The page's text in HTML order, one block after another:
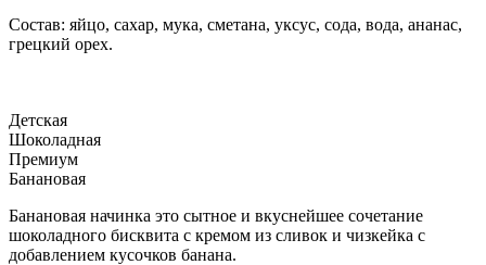
Состав: яйцо, сахар, мука, сметана, уксус, сода, вода, ананас,
грецкий орех.
Детская
Шоколадная
Премиум
Банановая
Банановая начинка это сытное и вкуснейшее сочетание
шоколадного бисквита с кремом из сливок и чизкейка с
добавлением кусочков банана.